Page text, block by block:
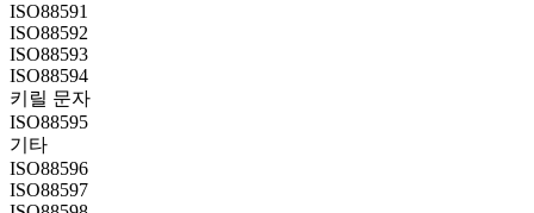
ISO88591
ISO88592
ISO88593
ISO88594
키릴 문자
ISO88595
기타
ISO88596
ISO88597